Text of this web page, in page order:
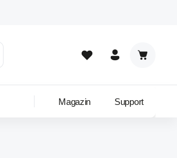
Magazin Support